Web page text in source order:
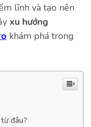
lĩnh và tạo nên
xu hướng
khám phá trong
đâu?